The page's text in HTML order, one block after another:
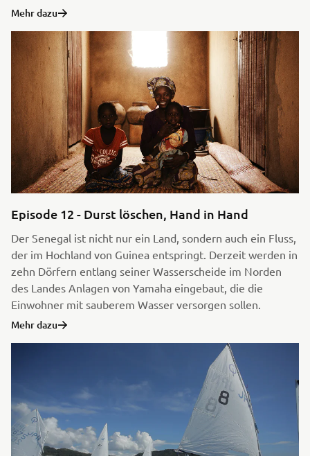
Mehr dazu
Episode 12 - Durst löschen, Hand in Hand
Der Senegal ist nicht nur ein Land, sondern auch ein Fluss,
der im Hochland von Guinea entspringt. Derzeit werden in
zehn Dörfern entlang seiner Wasserscheide im Norden
des Landes Anlagen von Yamaha eingebaut, die die
Einwohner mit sauberem Wasser versorgen sollen.
Mehr dazu